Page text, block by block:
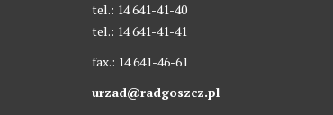
tel.: 14 641-41-40
tel.: 14 641-41-41
fax.: 14 641-46-61
urzad@radgoszcz.pl